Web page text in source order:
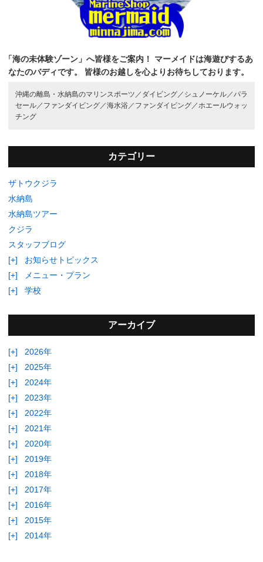
「海の未体験ゾーン」へ皆様をご案内！
マーメイドは海遊びするあ
なたのバディです。
皆様のお越しを心よりお待ちしております。
沖縄の離島・水納島のマリンスポーツ／ ダイビング／ シュノーケル／パラ
セール／ ファンダイビング／海水浴／ ファンダイビング／ホエールウォッ
チング
カテゴリー
ザトウクジラ
水納島
水納島ツアー
クジラ
スタッフブログ
[+]
お知らせトピックス
[+]
メニュー・プラン
[+]
学校
アーカイブ
[+]
2026年
[+]
2025年
[+]
2024年
[+]
2023年
[+]
2022年
[+]
2021年
[+]
2020年
[+]
2019年
[+]
2018年
[+]
2017年
[+]
2016年
[+]
2015年
[+]
2014年